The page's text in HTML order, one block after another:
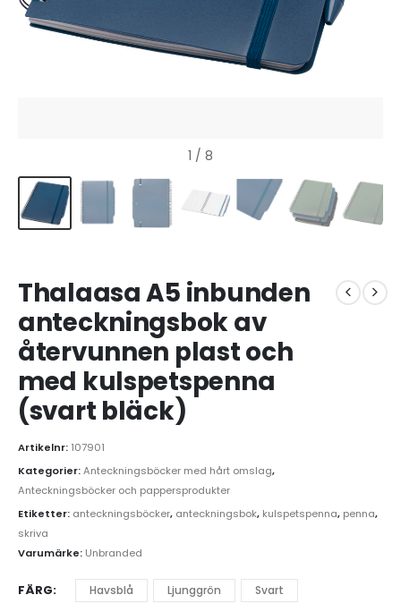
1 / 8
Thalaasa A5 inbunden
anteckningsbok av
återvunnen plast och
med kulspetspenna
(svart bläck)
Artikelnr: 107901
Kategorier:Anteckningsböcker med hårt omslag,
Anteckningsböcker och pappersprodukter
Etiketter: anteckningsböcker, anteckningsbok, kulspetspenna, penna,
skriva
Varumärke: Unbranded
FÄRG Havsblå Ljunggrön Svart